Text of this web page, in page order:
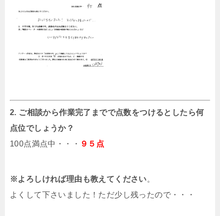
2. ご相談から作業完了までで点数をつけるとしたら何
点位でしょうか？
100点満点中・・・ ９５点
※よろしければ理由も教えてください。
よくして下さいました！ただ少し残ったので・・・